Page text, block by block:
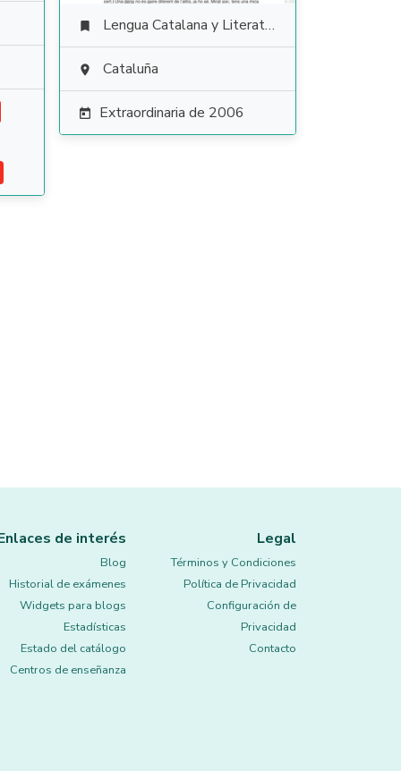
 Lengua Catalana y Literatura
 Cataluña
 Extraordinaria de 2006
de interés
Blog
Historial de exámenes
Widgets para blogs
Estadísticas
Estado del catálogo
Centros de enseñanza
Legal
Términos y Condiciones
Política de Privacidad
Configuración de
Privacidad
Contacto